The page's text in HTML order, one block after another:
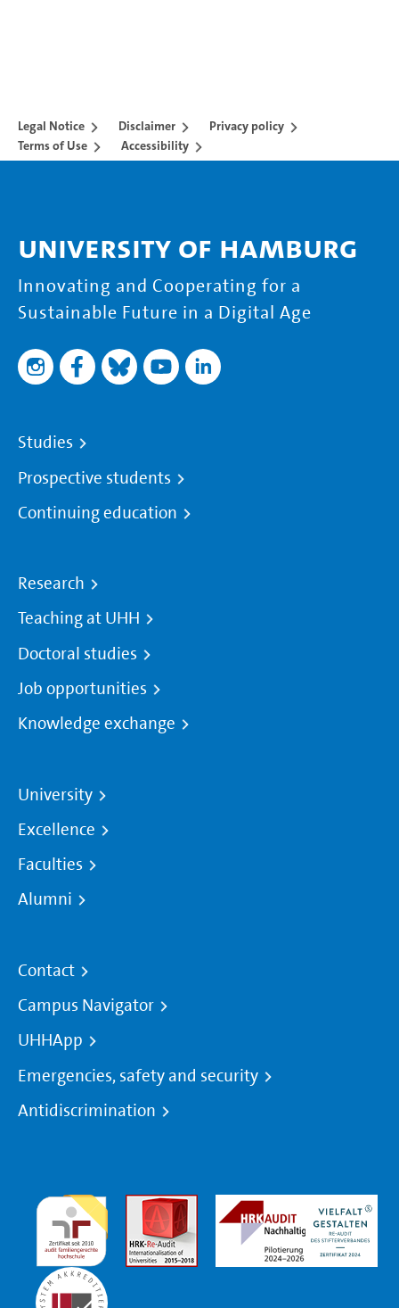
Legal Notice Disclaimer
Privacy policy
Terms of Use
Accessibility
University of Hamburg
Innovating and Cooperating for a
Sustainable Future in a Digital Age
Studies
Prospective students
Continuing education
Research
Teaching at UHH
Doctoral studies
Job opportunities
Knowledge exchange
University
Excellence
Faculties
Alumni
Contact
Campus Navigator
UHHApp
Emergencies, safety and security
Antidiscrimination